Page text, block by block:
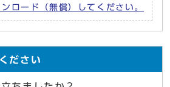
ロード（無償）してください。
ださい